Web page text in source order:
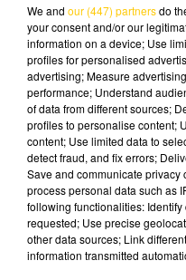
Lecture (4 min
11 décembre 2025 - 4
L'INFO DU GARD
Ecoutez sur Totem
le bassin d'Alès avec
journalistes sur le
We and our (447) partnersdo
your consent and/or our
information on a device; Use
profiles for personalised
advertising; Measure
performance; Understand
of data from different sources;
profiles to personalise content;
content; Use limited data to
detect fraud, and fix errors;
Save and communicate
process personal data such as
following functionalities:
requested; Use precise
other data sources; Link
information transmitted